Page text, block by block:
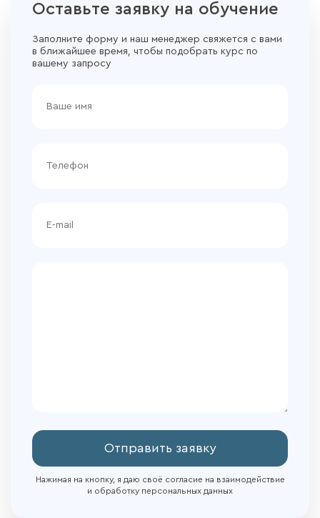
Оставьте заявку на обучение
Заполните форму и наш менеджер свяжется с вами
в ближайшее время, чтобы подобрать курс по
вашему запросу
Отправить заявку
Нажимая на кнопку, я даю своё согласие на взаимодействие
и обработку персональных данных